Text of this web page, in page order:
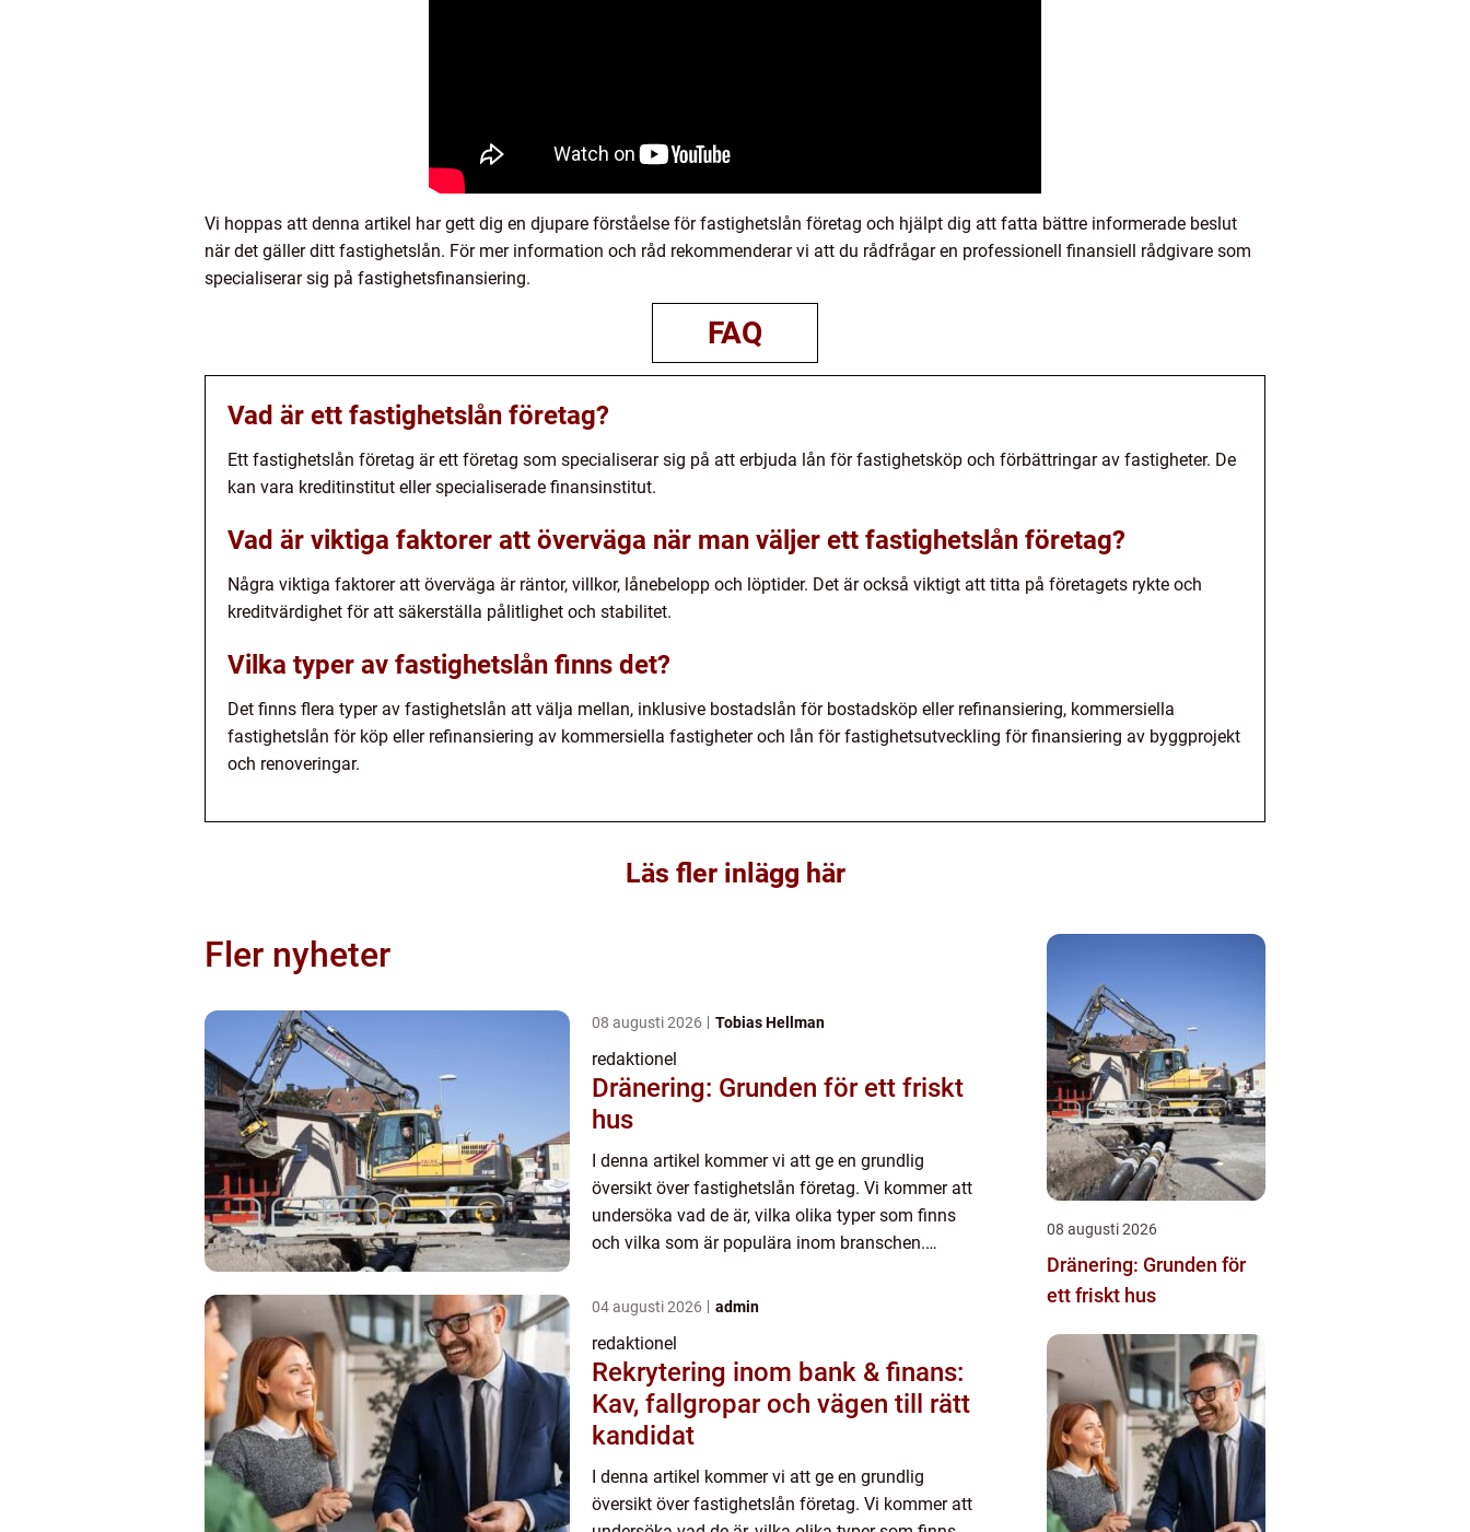
Vi hoppas att denna artikel har gett dig en djupare förståelse för fastighetslån företag och hjälpt dig att fatta bättre informerade beslut
när det gäller ditt fastighetslån. För mer information och råd rekommenderar vi att du rådfrågar en professionell finansiell rådgivare som
specialiserar sig på fastighetsfinansiering.
FAQ
Vad är ett fastighetslån företag?
Ett fastighetslån företag är ett företag som specialiserar sig på att erbjuda lån för fastighetsköp och förbättringar av fastigheter. De
kan vara kreditinstitut eller specialiserade finansinstitut.
Vad är viktiga faktorer att överväga när man väljer ett fastighetslån företag?
Några viktiga faktorer att överväga är räntor, villkor, lånebelopp och löptider. Det är också viktigt att titta på företagets rykte och
kreditvärdighet för att säkerställa pålitlighet och stabilitet.
Vilka typer av fastighetslån finns det?
Det finns flera typer av fastighetslån att välja mellan, inklusive bostadslån för bostadsköp eller refinansiering, kommersiella
fastighetslån för köp eller refinansiering av kommersiella fastigheter och lån för fastighetsutveckling för finansiering av byggprojekt
och renoveringar.
Läs fler inlägg här
Fler nyheter
08 augusti 2026 Tobias Hellman
redaktionel
Dränering: Grunden för ett friskt
hus
I denna artikel kommer vi att ge en grundlig
översikt över fastighetslån företag. Vi kommer att
undersöka vad de är, vilka olika typer som finns
och vilka som är populära inom branschen.
mätningar om fas...
04 augusti 2026 admin
redaktionel
Rekrytering inom bank & finans:
Kav, fallgropar och vägen till rätt
kandidat
I denna artikel kommer vi att ge en grundlig
översikt över fastighetslån företag. Vi kommer att
08 augusti 2026
Dränering: Grunden för
ett friskt hus